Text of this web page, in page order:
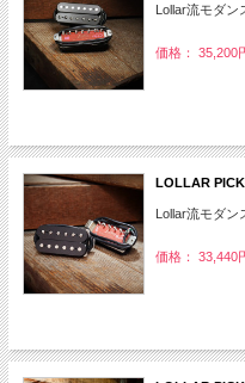
Lollar流モダン
価格： 35,200
LOLLAR
Lollar流モダン
価格： 33,440